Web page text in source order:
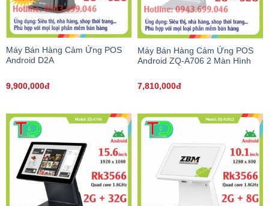
Máy Bán Hàng Cảm Ứng POS
Android D2A
9,900,000đ
Máy Bán Hàng Cảm Ứng POS
Android ZQ-A706 2 Màn Hình
7,810,000đ